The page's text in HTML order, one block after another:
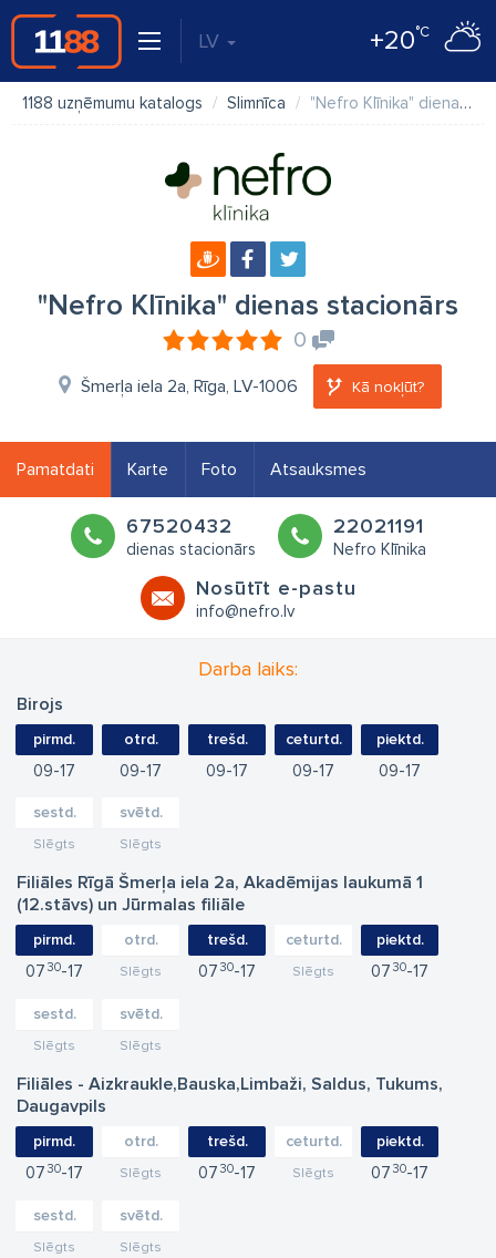
LV +20°C
1188 uzņēmumu katalogs Slimnīca "Nefro Klīnika" dienas stacionārs
"Nefro Klīnika" dienas stacionārs
0
Šmerļa iela 2a, Rīga, LV-1006 Kā nokļūt?
Pamatdati Karte Foto Atsauksmes
67520432
dienas stacionārs
22021191
Nefro Klīnika
Nosūtīt e-pastu
info@nefro.lv
Darba laiks:
Birojs
pirmd.
09 17
otrd.
09 17
trešd.
09 17
ceturtd.
09 17
piektd.
09 17
sestd.
Slēgts
svētd.
Slēgts
Filiāles Rīgā Šmerļa iela 2a, Akadēmijas laukumā 1
(12.stāvs) un Jūrmalas filiāle
pirmd.
07 30 17
otrd.
Slēgts
trešd.
07 30 17
ceturtd.
Slēgts
piektd.
07 30 17
sestd.
Slēgts
svētd.
Slēgts
Filiāles - Aizkraukle,Bauska,Limbaži, Saldus, Tukums,
Daugavpils
pirmd.
07 30 17
otrd.
Slēgts
trešd.
07 30 17
ceturtd.
Slēgts
piektd.
07 30 17
sestd.
Slēgts
svētd.
Slēgts